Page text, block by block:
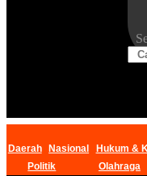
Daerah Nasional Hukum &
Politik
Olahraga